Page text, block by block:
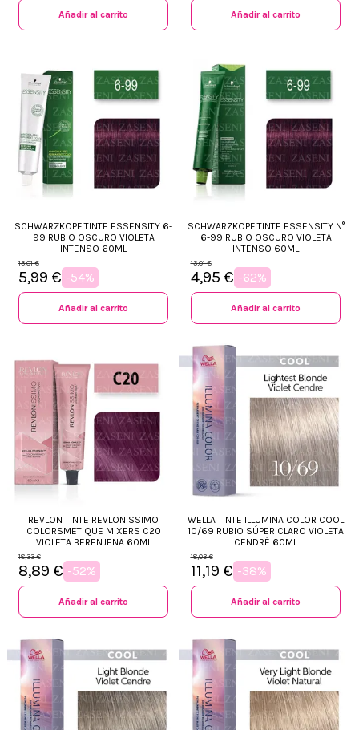
Añadir al carrito Añadir al carrito
SCHWARZKOPF TINTE ESSENSITY 6-
99 RUBIO OSCURO VIOLETA
INTENSO 60ML
13,01 €
5,99 € -54%
Añadir al carrito
SCHWARZKOPF TINTE ESSENSITY N°
6-99 RUBIO OSCURO VIOLETA
INTENSO 60ML
13,01 €
4,95 € -62%
Añadir al carrito
REVLON TINTE REVLONISSIMO
COLORSMETIQUE MIXERS C20
VIOLETA BERENJENA 60ML
18,33 €
8,89 € -52%
Añadir al carrito
WELLA TINTE ILLUMINA COLOR COOL
10/69 RUBIO SÚPER CLARO VIOLETA
CENDRÉ 60ML
18,03 €
11,19 € -38%
Añadir al carrito